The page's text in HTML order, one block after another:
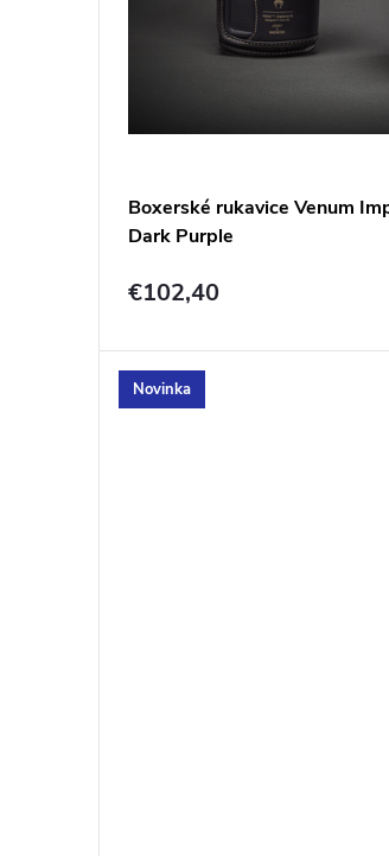
v
v
Boxerské rukavice Venum
Dark Purple
€102,40
Novinka